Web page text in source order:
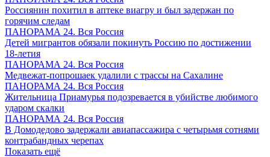
Россиянин похитил в аптеке виагру и был задержан по
горячим следам
ПАНОРАМА 24. Вся Россия
Детей мигрантов обязали покинуть Россию по достижении
18-летия
ПАНОРАМА 24. Вся Россия
Медвежат-попрошаек удалили с трассы на Сахалине
ПАНОРАМА 24. Вся Россия
Жительница Приамурья подозревается в убийстве любимого
ударом скалки
ПАНОРАМА 24. Вся Россия
В Домодедово задержали авиапассажира с четырьмя сотнями
контрабандных черепах
Показать ещё